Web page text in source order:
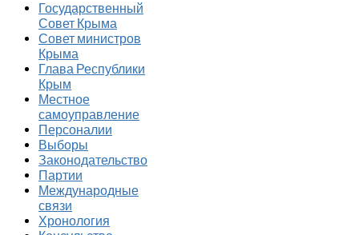
Государственный
Совет Крыма
Совет министров
Крыма
Глава Республики
Крым
Местное
самоуправление
Персоналии
Выборы
Законодательство
Партии
Международные
связи
Хронология